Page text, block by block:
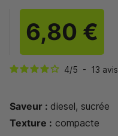
6,80 €
4/5 - 13 avis
Saveur : diesel, sucrée
Texture : compacte